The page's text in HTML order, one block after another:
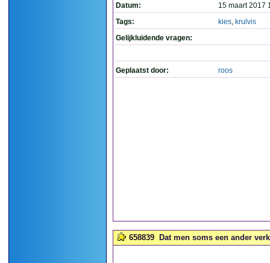
Datum:
15 maart 2017
Tags:
kies, krulvis
Gelijkluidende vragen:
Geplaatst door: roos
658839 Dat men soms een ander